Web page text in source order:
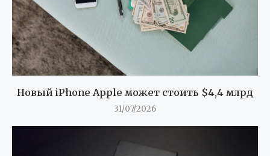
Новый iPhone Apple может стоить $4,4 млрд
31/07/2026